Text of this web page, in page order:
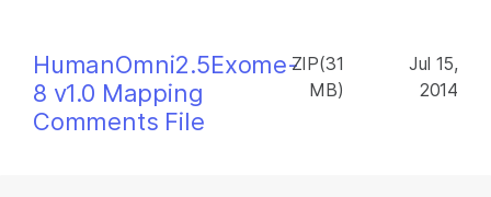
HumanOmni2.5Exome-
8 v1.0 Mapping
Comments File
ZIP(31
MB)
Jul 15,
2014